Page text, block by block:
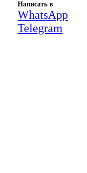
Написать в
WhatsApp
Telegram